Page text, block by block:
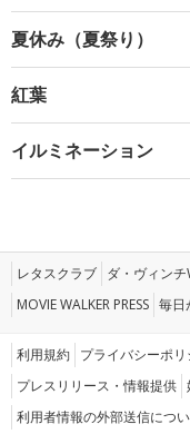
夏休み（夏祭り）
紅葉
イルミネーション
レタスクラブ ダ・ヴィン
MOVIE WALKER PRESS 毎日
利用規約 プライバシーポリ
プレスリリース・情報提供
利用者情報の外部送信につ